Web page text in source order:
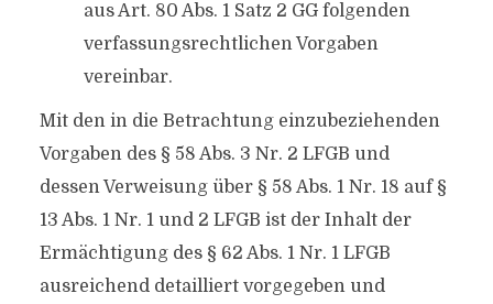
aus Art. 80 Abs. 1 Satz 2 GG folgenden
verfassungsrechtlichen Vorgaben
vereinbar.
Mit den in die Betrachtung einzubeziehenden
Vorgaben des § 58 Abs. 3 Nr. 2 LFGB und
dessen Verweisung über § 58 Abs. 1 Nr. 18 auf §
13 Abs. 1 Nr. 1 und 2 LFGB ist der Inhalt der
Ermächtigung des § 62 Abs. 1 Nr. 1 LFGB
ausreichend detailliert vorgegeben und